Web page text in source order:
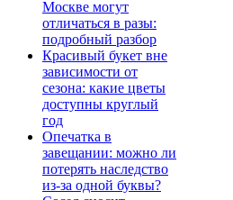
Москве могут
отличаться в разы:
подробный разбор
Красивый букет вне
зависимости от
сезона: какие цветы
доступны круглый
год
Опечатка в
завещании: можно ли
потерять наследство
из-за одной буквы?